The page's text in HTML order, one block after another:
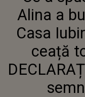
Alina a
Casa
ceață